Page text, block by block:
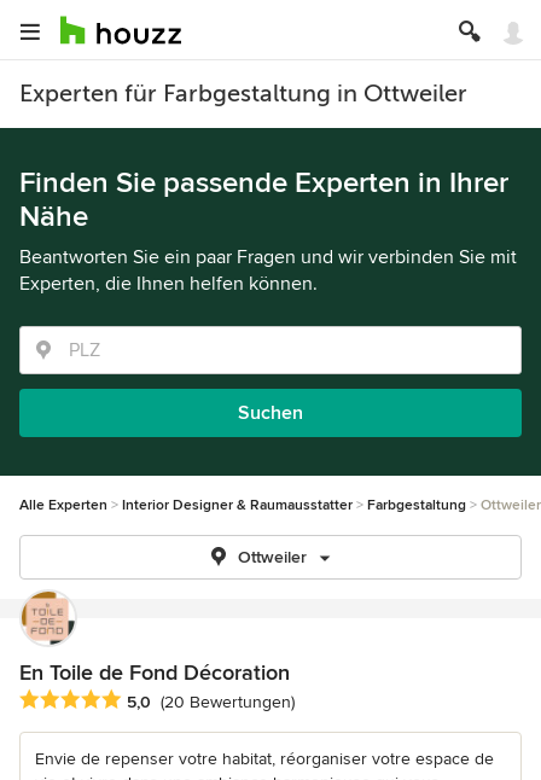
Experten für Farbgestaltung in Ottweiler
Finden Sie passende Experten in Ihrer
Nähe
Beantworten Sie ein paar Fragen und wir verbinden Sie mit
Experten, die Ihnen helfen können.
Suchen
Alle Experten Interior Designer & Raumausstatter Farbgestaltung Ottweiler
Ottweiler
En Toile de Fond Décoration
Durchschnittliche Bewertung: 5 von 5 Sternen
5,0 (20 Bewertungen)
Envie de repenser votre habitat, réorganiser votre espace de